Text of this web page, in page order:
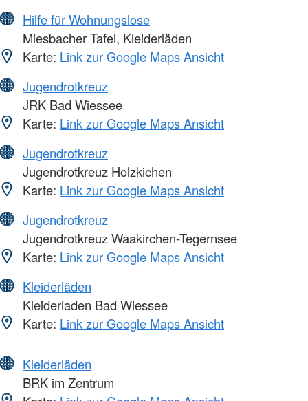
Hilfe für Wohnungslose
Miesbacher Tafel, Kleiderläden
Karte: Link zur Google Maps Ansicht
Jugendrotkreuz
JRK Bad Wiessee
Karte: Link zur Google Maps Ansicht
Jugendrotkreuz
Jugendrotkreuz Holzkichen
Karte: Link zur Google Maps Ansicht
Jugendrotkreuz
Jugendrotkreuz Waakirchen-Tegernsee
Karte: Link zur Google Maps Ansicht
Kleiderläden
Kleiderladen Bad Wiessee
Karte: Link zur Google Maps Ansicht
Kleiderläden
BRK im Zentrum